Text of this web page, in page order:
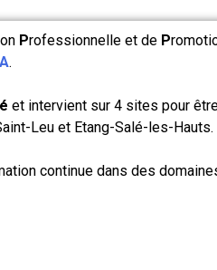
Professionnelle et de P
.
et intervient sur 4 sites pour
Leu et Etang-Salé-les-Hauts.
continue dans des